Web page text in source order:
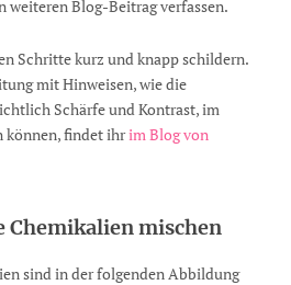
weiteren Blog-Beitrag verfassen.
Schritte kurz und knapp schildern.
mit Hinweisen, wie die
Schärfe und Kontrast, im
können, findet ihrim Blog von
Chemikalien mischen
sind in der folgenden Abbildung